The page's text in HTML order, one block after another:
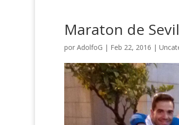
Maraton de
por AdolfoG | Feb 22, 2016 |